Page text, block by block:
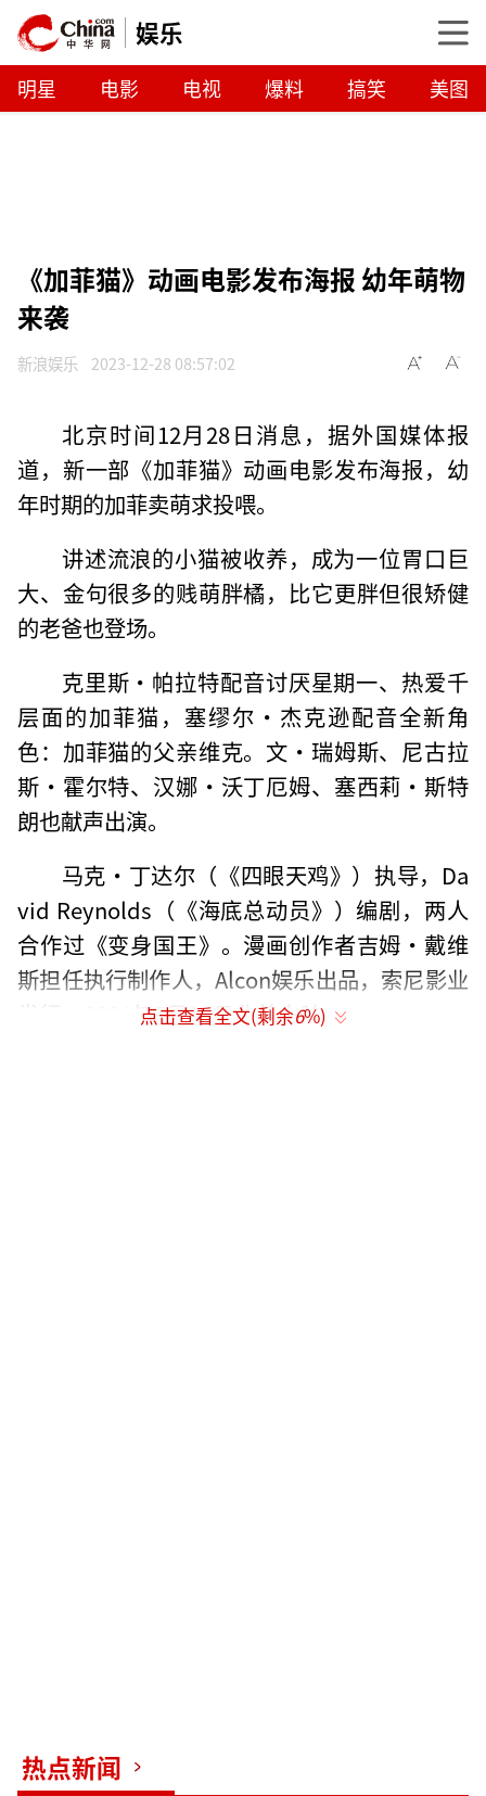
娱乐
明星 电影 电视 爆料 搞笑 美图
《加菲猫》动画电影发布海报 幼年萌物
来袭
新浪娱乐 2023-12-28 08:57:02
北京时间12月28日消息，据外国媒体报
道，新一部《加菲猫》动画电影发布海报，幼
年时期的加菲卖萌求投喂。
讲述流浪的小猫被收养，成为一位胃口巨
大、金句很多的贱萌胖橘，比它更胖但很矫健
的老爸也登场。
克里斯·帕拉特配音讨厌星期一、热爱千
层面的加菲猫，塞缪尔·杰克逊配音全新角
色：加菲猫的父亲维克。文·瑞姆斯、尼古拉
斯·霍尔特、汉娜·沃丁厄姆、塞西莉·斯特
朗也献声出演。
马克·丁达尔（《四眼天鸡》）执导，Da
vid Reynolds（《海底总动员》）编剧，两人
合作过《变身国王》。漫画创作者吉姆·戴维
斯担任执行制作人，Alcon娱乐出品，索尼影业
发行，2024年5月24日北美上映。（责任编辑：李劲
点击查看全文(剩余6%)
热点新闻